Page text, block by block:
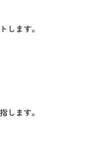
します。
します。